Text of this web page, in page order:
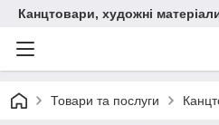
Канцтовари, художні
Товари та послуги